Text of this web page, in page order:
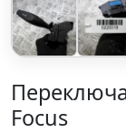
Focus